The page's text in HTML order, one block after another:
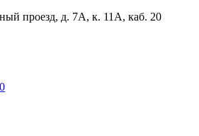
проезд, д. 7А, к. 11А, каб. 20
0